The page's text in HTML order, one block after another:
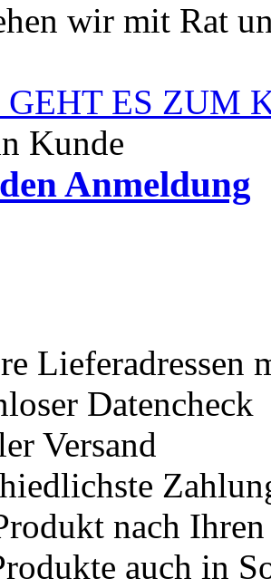
wir mit Rat
GEHT ES ZUM
Kunde
Anmeldung
Lieferadressen
Datencheck
Versand
nach
auch in